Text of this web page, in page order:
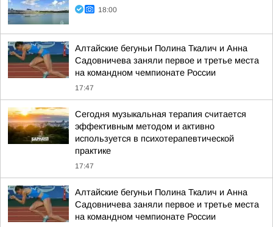
18:00
Алтайские бегуньи Полина Ткалич и Анна
Садовничева заняли первое и третье места
на командном чемпионате России
17:47
Сегодня музыкальная терапия считается
эффективным методом и активно
используется в психотерапевтической
практике
17:47
Алтайские бегуньи Полина Ткалич и Анна
Садовничева заняли первое и третье места
на командном чемпионате России